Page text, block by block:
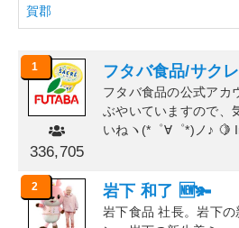
賀郡
1
336,705
フタバ食品/サクレ
フタバ食品の公式アカ
ぶやいていますので、
いねヽ(*゜∀゜*)ノ♪ 🍋
2 岩下 和了 🆕🫚
岩下食品 社長。岩下